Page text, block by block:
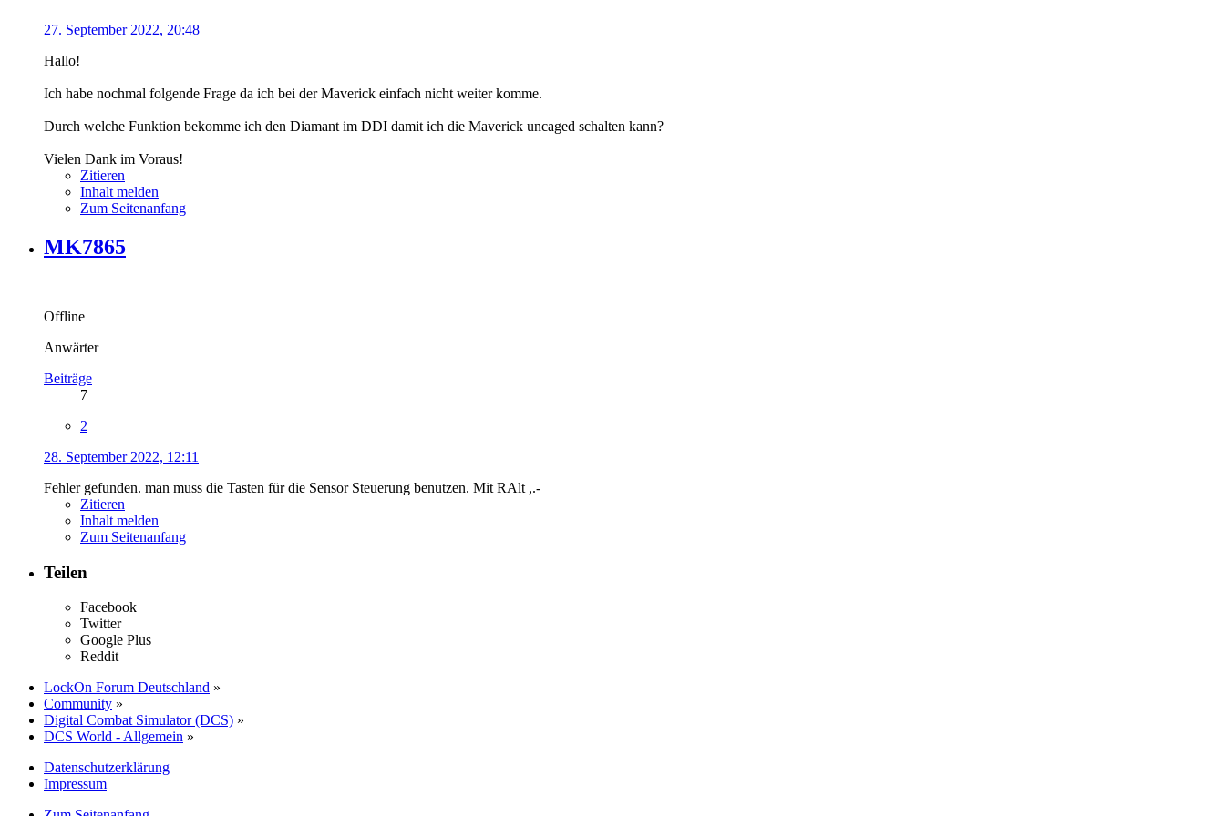
27. September 2022, 20:48
Hallo!
Ich habe nochmal folgende Frage da ich bei der Maverick einfach nicht weiter komme.
Durch welche Funktion bekomme ich den Diamant im DDI damit ich die Maverick uncaged schalten kann?
Vielen Dank im Voraus!
Zitieren
Inhalt melden
Zum Seitenanfang
MK7865
Offline
Anwärter
Beiträge
7
2
28. September 2022, 12:11
Fehler gefunden. man muss die Tasten für die Sensor Steuerung benutzen. Mit RAlt ,.-
Zitieren
Inhalt melden
Zum Seitenanfang
Teilen
Facebook
Twitter
Google Plus
Reddit
LockOn Forum Deutschland »
Community »
Digital Combat Simulator (DCS) »
DCS World - Allgemein »
Datenschutzerklärung
Impressum